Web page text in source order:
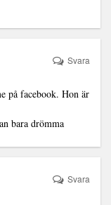
på facebook. Hon är
bara drömma
Svara
Svara